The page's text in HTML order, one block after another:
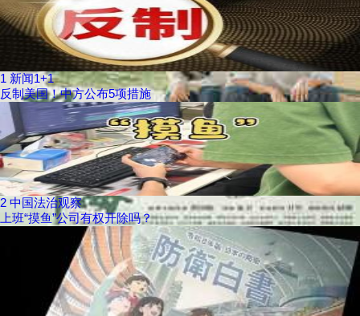
1 新闻1+1
反制美国！中方公布5项措施
2 中国法治观察
上班“摸鱼”公司有权开除吗？